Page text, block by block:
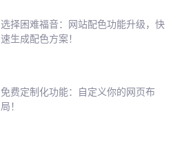
选择困难福音：网站配色功能升级，快
速生成配色方案！
免费定制化功能：自定义你的网页布
局！